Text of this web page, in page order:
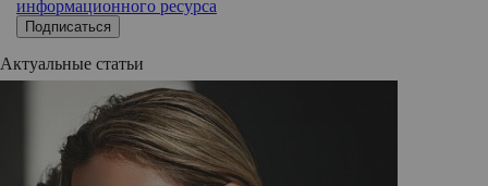
информационного ресурса
Подписаться
Актуальные статьи